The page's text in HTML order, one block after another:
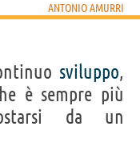
ANTONIO AMURRI
sviluppo,
è sempre più
da un